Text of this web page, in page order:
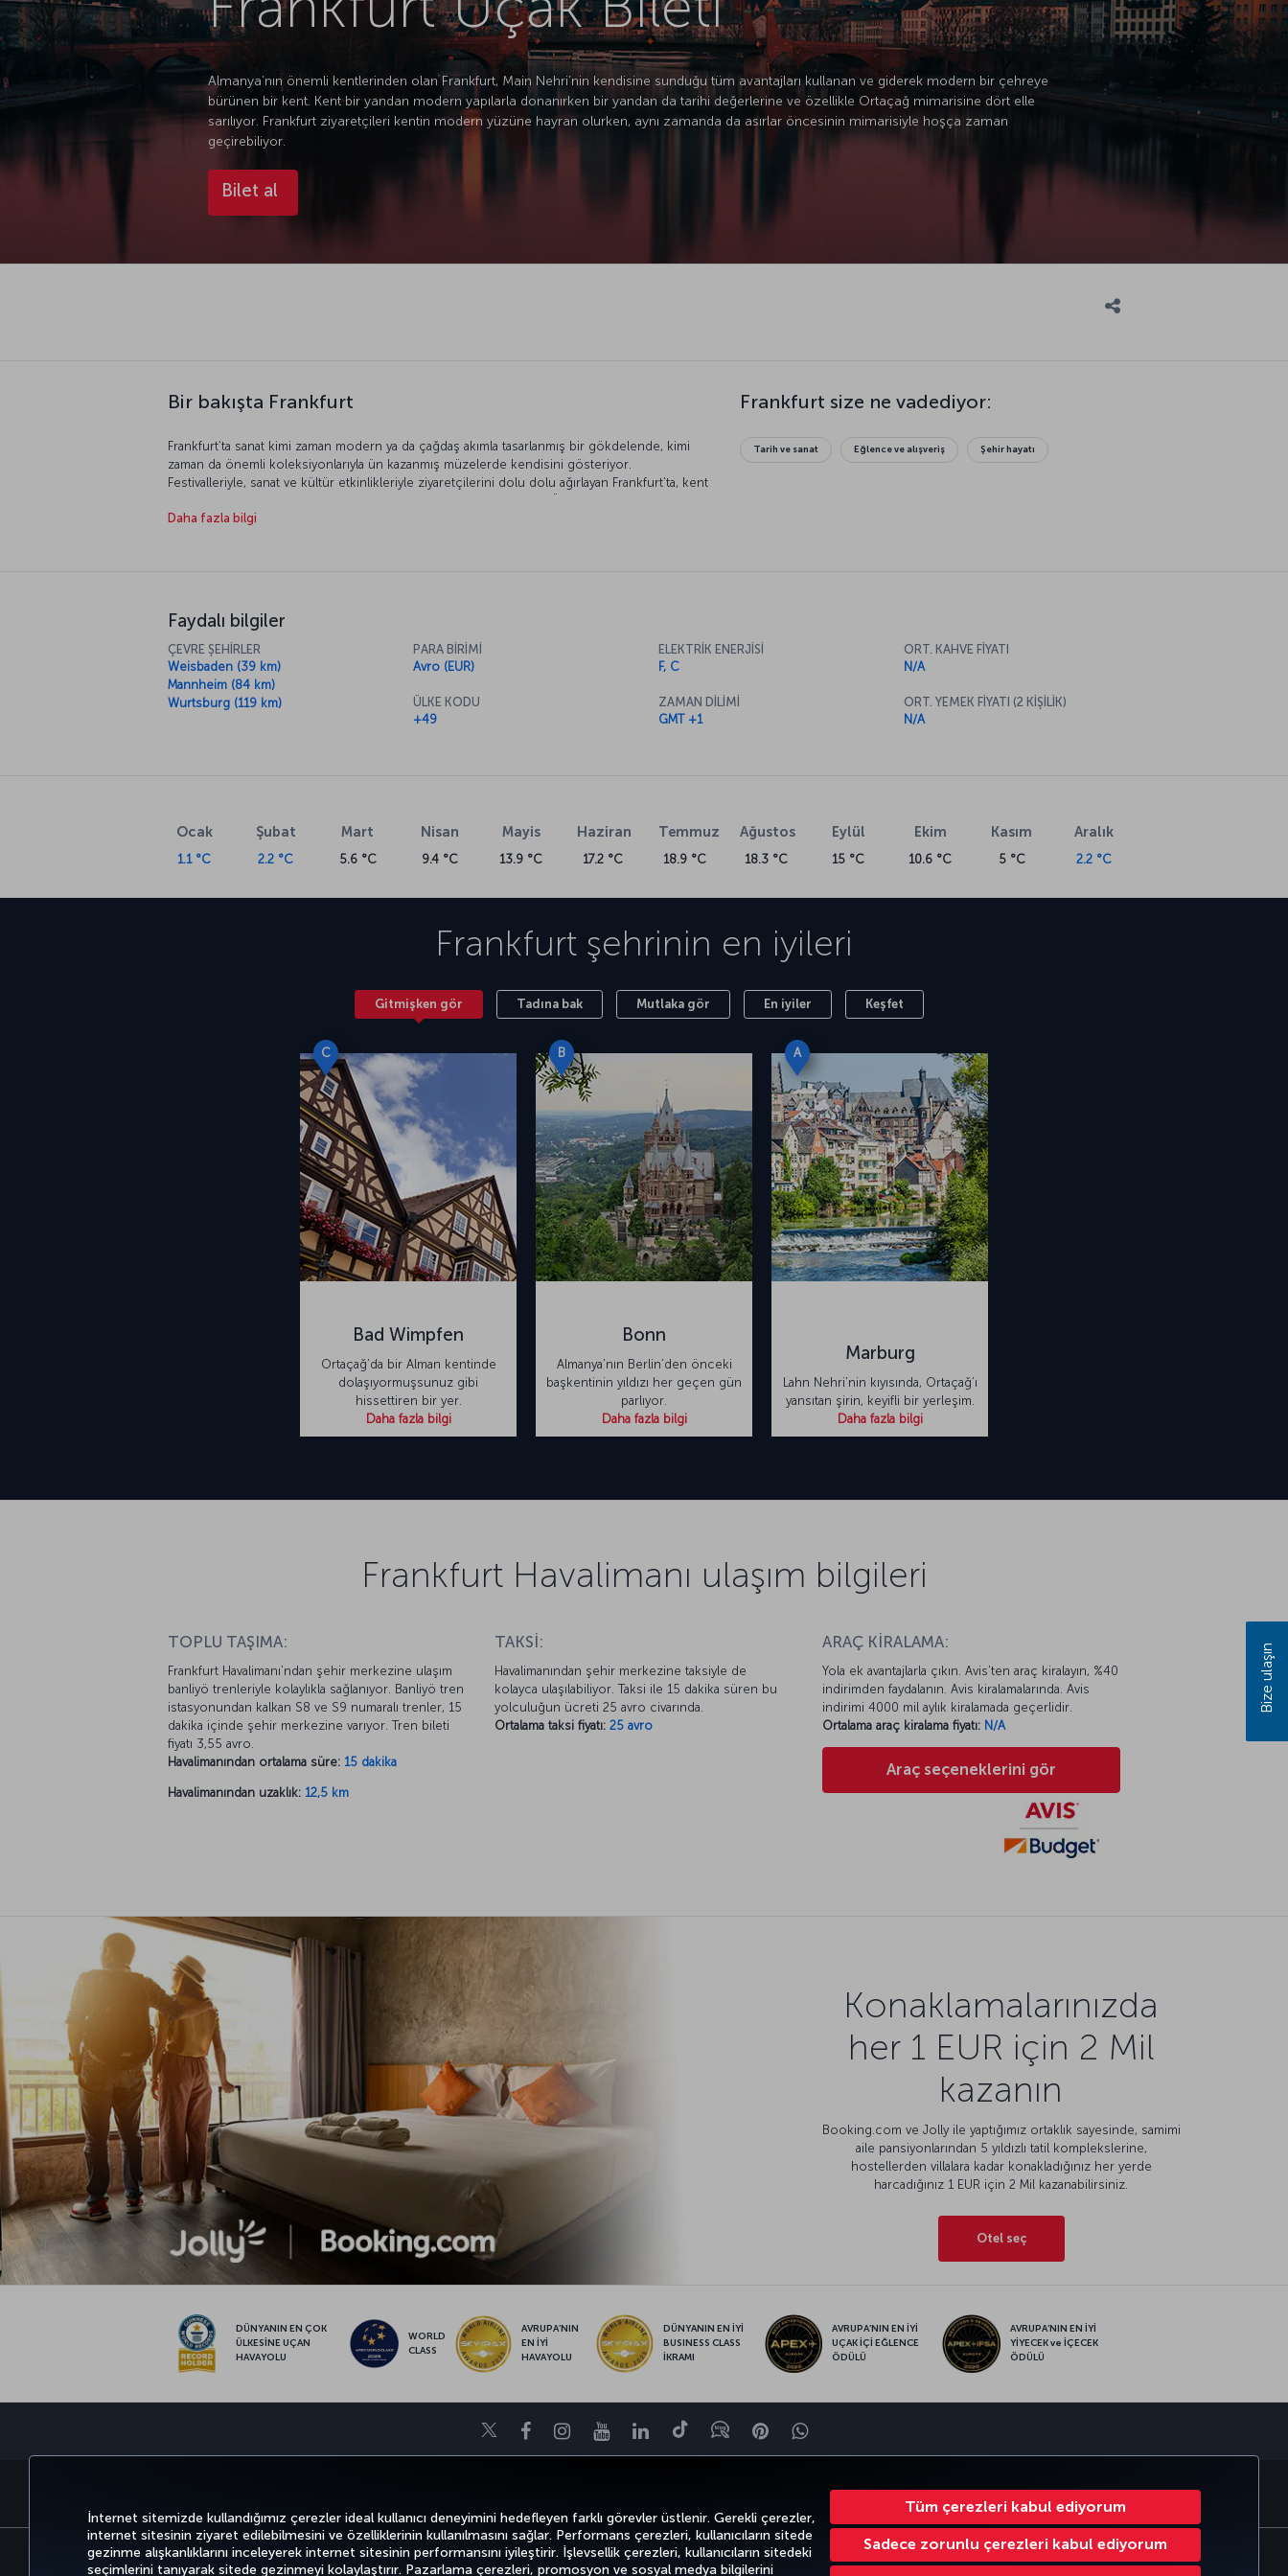
İnternet sitemizde kullandığımız çerezler ideal kullanıcı deneyimini hedefleyen farklı görevler üstlenir. Gerekli çerezler,
internet sitesinin ziyaret edilebilmesini ve özelliklerinin kullanılmasını sağlar. Performans çerezleri, kullanıcıların sitede
gezinme alışkanlıklarını inceleyerek internet sitesinin performansını iyileştirir. İşlevsellik çerezleri, kullanıcıların sitedeki
seçimlerini tanıyarak sitede gezinmeyi kolaylaştırır. Pazarlama çerezleri, promosyon ve sosyal medya bilgilerini
Tüm çerezleri kabul ediyorum
Sadece zorunlu çerezleri kabul ediyorum
Almanya’nın önemli kentlerinden olan Frankfurt, Main Nehri’nin kendisine sunduğu tüm avantajları kullanan ve giderek modern bir çehreye
bürünen bir kent. Kent bir yandan modern yapılarla donanırken bir yandan da tarihi değerlerine ve özellikle Ortaçağ mimarisine dört elle
sarılıyor. Frankfurt ziyaretçileri kentin modern yüzüne hayran olurken, aynı zamanda da asırlar öncesinin mimarisiyle hoşça zaman
geçirebiliyor.
Bilet al
Bir bakışta Frankfurt
Frankfurt’ta sanat kimi zaman modern ya da çağdaş akımla tasarlanmış bir gökdelende, kimi
zaman da önemli koleksiyonlarıyla ün kazanmış müzelerde kendisini gösteriyor.
Festivalleriyle, sanat ve kültür etkinlikleriyle ziyaretçilerini dolu dolu ağırlayan Frankfurt’ta, kent
andıran küçük kentler, şirin kasabalar unutulmaz Frankfurt anıları için ziyaretinizi bekliyor.
Daha fazla bilgi
Frankfurt size ne vadediyor:
Tarih ve sanat Eğlence ve alışveriş Şehir hayatı
Faydalı bilgiler
ÇEVRE ŞEHİRLER
Weisbaden (39 km)
Mannheim (84 km)
Wurtsburg (119 km)
PARA BİRİMİ
Avro (EUR)
ÜLKE KODU
+49
ELEKTRİK ENERJİSİ
F, C
ZAMAN DİLİMİ
GMT +1
ORT. KAHVE FİYATI
N/A
ORT. YEMEK FİYATI (2 KİŞİLİK)
N/A
Ocak
1.1 °C
Şubat
2.2 °C
Mart
5.6 °C
Nisan
9.4 °C
Mayis
13.9 °C
Haziran
17.2 °C
Temmuz
18.9 °C
Ağustos
18.3 °C
Eylül
15 °C
Ekim
10.6 °C
Kasım
5 °C
Aralık
2.2 °C
Frankfurt şehrinin en iyileri
Gitmişken gör Tadına bak Mutlaka gör En iyiler Keşfet
C
Bad Wimpfen
Ortaçağ’da bir Alman kentinde
dolaşıyormuşsunuz gibi
hissettiren bir yer.
Daha fazla bilgi
B
Bonn
Almanya’nın Berlin’den önceki
başkentinin yıldızı her geçen gün
parlıyor.
Daha fazla bilgi
A
Marburg
Lahn Nehri’nin kıyısında, Ortaçağ’ı
yansıtan şirin, keyifli bir yerleşim.
Daha fazla bilgi
Frankfurt Havalimanı ulaşım bilgileri
TOPLU TAŞIMA:
Frankfurt Havalimanı’ndan şehir merkezine ulaşım
banliyö trenleriyle kolaylıkla sağlanıyor. Banliyö tren
istasyonundan kalkan S8 ve S9 numaralı trenler, 15
dakika içinde şehir merkezine varıyor. Tren bileti
fiyatı 3,55 avro.
Havalimanından ortalama süre: 15 dakika
Havalimanından uzaklık: 12,5 km
TAKSİ:
Havalimanından şehir merkezine taksiyle de
kolayca ulaşılabiliyor. Taksi ile 15 dakika süren bu
yolculuğun ücreti 25 avro civarında.
Ortalama taksi fiyatı: 25 avro
ARAÇ KİRALAMA:
Yola ek avantajlarla çıkın. Avis’ten araç kiralayın, %40
indirimden faydalanın. Avis kiralamalarında. Avis
indirimi 4000 mil aylık kiralamada geçerlidir.
Ortalama araç kiralama fiyatı: N/A
Araç seçeneklerini gör
Konaklamalarınızda
her 1 EUR için 2 Mil
kazanın
Booking.com ve Jolly ile yaptığımız ortaklık sayesinde, samimi
aile pansiyonlarından 5 yıldızlı tatil komplekslerine,
hostellerden villalara kadar konakladığınız her yerde
harcadığınız 1 EUR için 2 Mil kazanabilirsiniz.
Otel seç
DÜNYANIN EN ÇOK
ÜLKESİNE UÇAN
HAVAYOLU
WORLD
CLASS
AVRUPA’NIN
EN İYİ
HAVAYOLU
DÜNYANIN EN İYİ
BUSINESS CLASS
İKRAMI
AVRUPA’NIN EN İYİ
UÇAK İÇİ EĞLENCE
ÖDÜLÜ
AVRUPA’NIN EN İYİ
YİYECEK ve İÇECEK
ÖDÜLÜ
TwitterFacebookInstagram
YoutubeLinkedIn
TiktokBlogPinterestWhatsapp
CORPORATE CLUB TÜRK HAVA YOLLARI
Bilgi Toplumu Hizmetleri Erişilebilirlik Gizlilik ve Çerez Politikası Yasal Uyarı Yolcu Hakları
Bize ulaşın